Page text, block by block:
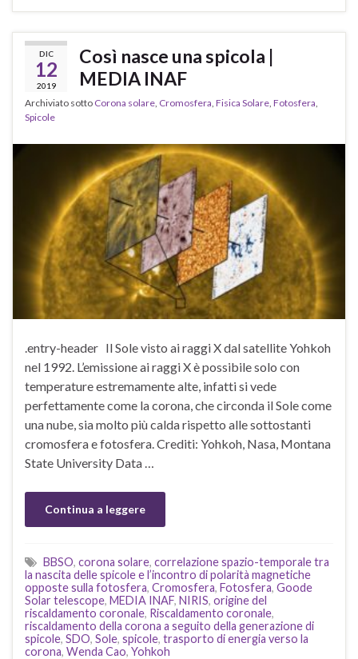
DIC
12
2019
Così nasce una spicola |
MEDIA INAF
Archiviato sotto Corona solare Cromosfera Fisica Solare Fotosfera
Spicole
.entry-header Il Sole visto ai raggi X dal satellite Yohkoh
nel 1992. L’emissione ai raggi X è possibile solo con
temperature estremamente alte, infatti si vede
perfettamente come la corona, che circonda il Sole come
una nube, sia molto più calda rispetto alle sottostanti
cromosfera e fotosfera. Crediti: Yohkoh, Nasa, Montana
State University Data …
Continua a leggere
BBSO, corona solare, correlazione spazio-temporale tra
la nascita delle spicole e l’incontro di polarità magnetiche
opposte sulla fotosfera, Cromosfera, Fotosfera, Goode
Solar telescope, MEDIA INAF, NIRIS, origine del
riscaldamento coronale, Riscaldamento coronale,
riscaldamento della corona a seguito della generazione di
spicole, SDO, Sole, spicole, trasporto di energia verso la
corona, Wenda Cao, Yohkoh